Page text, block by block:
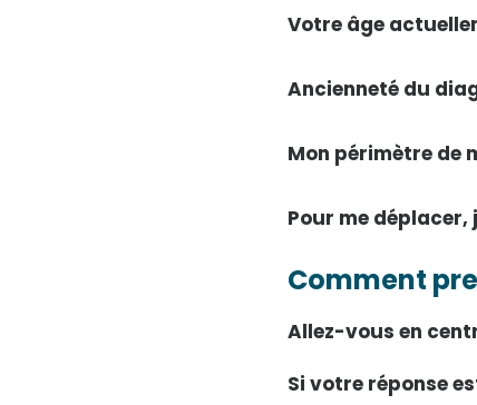
Votre âge
Ancienneté du
Mon périmètre de
Pour me déplacer,
Comment
Allez-vous en
Si votre réponse